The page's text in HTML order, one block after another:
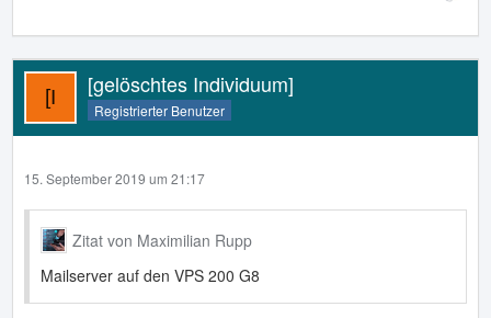
[gelöschtes Individuum]
Registrierter Benutzer
15. September 2019 um 21:17
Zitat von Maximilian Rupp
Mailserver auf den VPS 200 G8